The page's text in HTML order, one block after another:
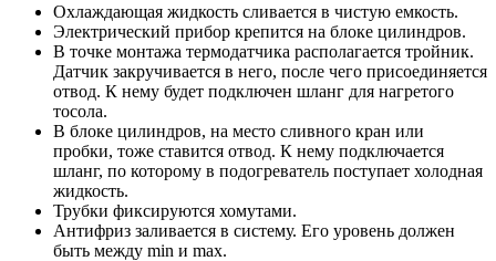
Охлаждающая жидкость сливается в чистую емкость.
Электрический прибор крепится на блоке цилиндров.
В точке монтажа термодатчика располагается тройник.
Датчик закручивается в него, после чего присоединяется
отвод. К нему будет подключен шланг для нагретого
тосола.
В блоке цилиндров, на место сливного кран или
пробки, тоже ставится отвод. К нему подключается
шланг, по которому в подогреватель поступает холодная
жидкость.
Трубки фиксируются хомутами.
Антифриз заливается в систему. Его уровень должен
быть между min и max.